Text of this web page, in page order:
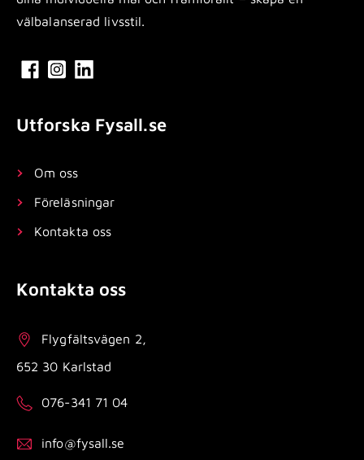
välbalanserad livsstil.
Utforska Fysall.se
Om oss
Föreläsningar
Kontakta oss
Kontakta oss
Flygfältsvägen 2,
652 30 Karlstad
076-341 71 04
info@fysall.se